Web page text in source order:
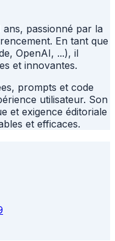
ans, passionné par la
En tant que
OpenAI, ...), il
et innovantes.
prompts et code
utilisateur. Son
et exigence éditoriale
et efficaces.